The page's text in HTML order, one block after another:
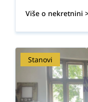
Više o nekretnini
Stanovi